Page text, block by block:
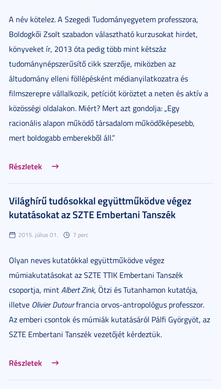
A név kötelez. A Szegedi Tudományegyetem professzora,
Boldogkői Zsolt szabadon választható kurzusokat hirdet,
könyveket ír, 2013 óta pedig több mint kétszáz
tudománynépszerűsítő cikk szerzője, miközben az
áltudomány elleni föllépésként médianyilatkozatra és
filmszerepre vállalkozik, petíciót köröztet a neten és aktív a
közösségi oldalakon. Miért? Mert azt gondolja: „Egy
racionális alapon működő társadalom működőképesebb,
mert boldogabb emberekből áll.”
Részletek
Világhírű tudósokkal együttműködve végez
kutatásokat az SZTE Embertani Tanszék
2015. július 01. 7 perc
Olyan neves kutatókkal együttműködve végez
múmiakutatásokat az SZTE TTIK Embertani Tanszék
csoportja, mintAlbert Zink, Ötzi és Tutanhamon kutatója,
illetve Olivier Dutourfrancia orvos-antropológus professzor.
Az emberi csontok és múmiák kutatásáról Pálfi Györgyöt, az
SZTE Embertani Tanszék vezetőjét kérdeztük.
Részletek